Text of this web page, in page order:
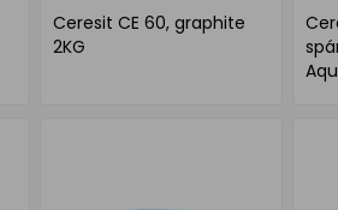
Ceresit CE 60, graphite
2KG